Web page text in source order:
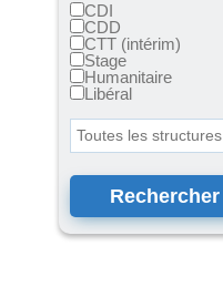
CDI
CDD
CTT (intérim)
Stage
Humanitaire
Libéral
Toutes les structures